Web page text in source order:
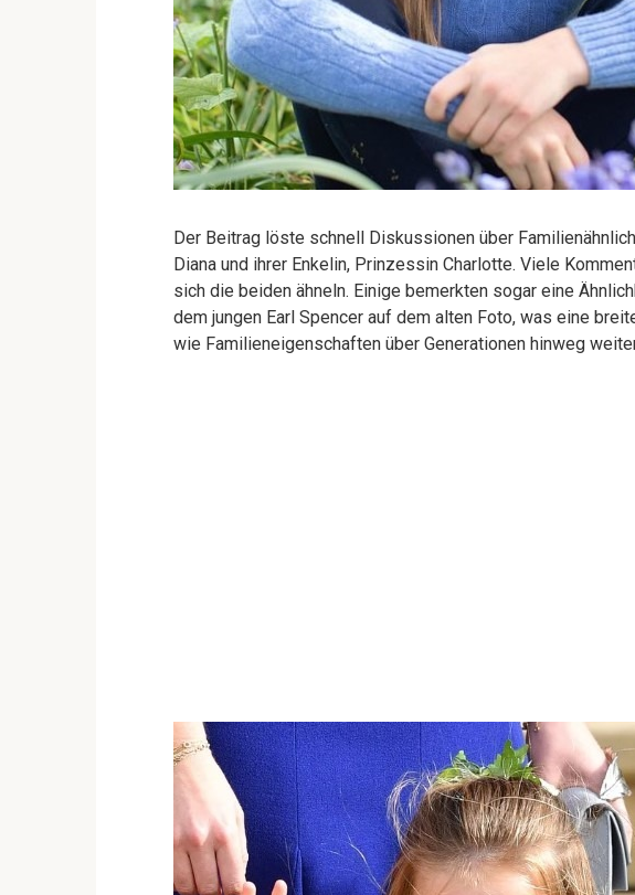
Der Beitrag löste schnell Diskussionen über
Diana und ihrer Enkelin, Prinzessin Charlotte. Viele
sich die beiden ähneln. Einige bemerkten sogar eine
dem jungen Earl Spencer auf dem alten Foto, was eine
wie Familieneigenschaften über Generationen hinweg